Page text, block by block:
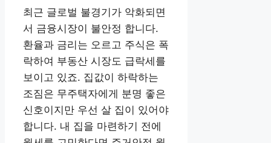
최근 글로벌 불경기가 악화되면
서 금융시장이 불안정 합니다.
환율과 금리는 오르고 주식은 폭
락하여 부동산 시장도 급락세를
보이고 있죠. 집값이 하락하는
조짐은 무주택자에게 분명 좋은
신호이지만 우선 살 집이 있어야
합니다. 내 집을 마련하기 전에